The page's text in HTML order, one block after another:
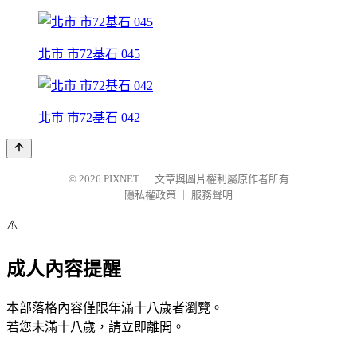
北市 市72基石 045
北市 市72基石 042
© 2026 PIXNET
文章與圖片權利屬原作者所有
隱私權政策
服務聲明
⚠️
成人內容提醒
本部落格內容僅限年滿十八歲者瀏覽。
若您未滿十八歲，請立即離開。